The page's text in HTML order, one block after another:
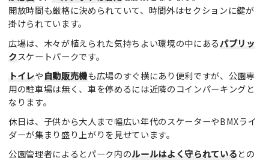
開放時間も厳格に決められていて、時間外はセクションに鍵が
掛けられています。
広場は、木々が植えられた気持ちよい環境の中にあるパブリッ
クスケートパークです。
トイレや自動販売機も広場のすぐ横にあり便利ですが、公園専
用の駐車場は無く、車を停めるには近隣のコインパーキングと
なります。
休日は、子供から大人まで幅広い年代のスケーターやBMXライ
ダーが集まり盛り上がりを見せています。
公園管理者によるとパーク内のルールはよく守られているとの